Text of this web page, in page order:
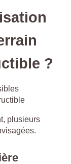
?
plusieurs